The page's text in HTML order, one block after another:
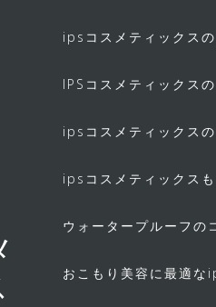
ipsコスメティックス
IPSコスメティックス
ipsコスメティックス
ipsコスメティックス
ウォータープルーフの
おこもり美容に最適な